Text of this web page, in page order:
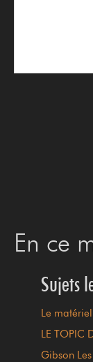
En ce
Sujets
Le
LE TOPIC
Gibson